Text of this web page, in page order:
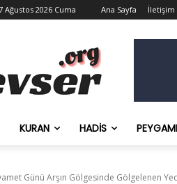
Ağustos 2026 Cuma Ana Sayfa İletişim
KURAN HADIS
Günü Arşın Gölgesinde Gölgelenen